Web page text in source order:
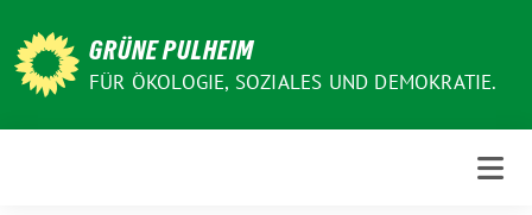
zum
Inhalt
GRÜNE PULHEIM
FÜR ÖKOLOGIE, SOZIALES UND DEMOKRATIE.